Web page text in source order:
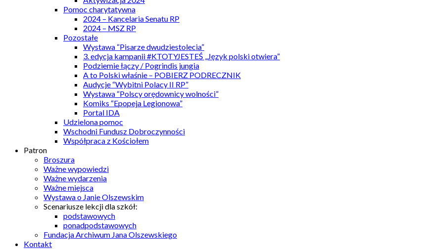
Pomoc charytatywna
2024 – Kancelaria Senatu RP
2024 – MSZ RP
Pozostałe
Wystawa “Pisarze dwudziestolecia”
3. edycja kampanii #KTOTYJESTEŚ „Język polski otwiera”
Podziemie łączy / Pogrindis jungia
A to Polski właśnie – POBIERZ PODRECZNIK
Audycje “Wybitni Polacy II RP”
Wystawa “Polscy orędownicy wolności”
Komiks “Epopeja Legionowa”
Portal IDA
Udzielona pomoc
Wschodni Fundusz Dobroczynności
Współpraca z Kościołem
Patron
Broszura
Ważne wypowiedzi
Ważne wydarzenia
Ważne miejsca
Wystawa o Janie Olszewskim
Scenariusze lekcji dla szkół:
podstawowych
ponadpodstawowych
Fundacja Archiwum Jana Olszewskiego
Kontakt